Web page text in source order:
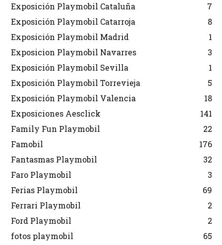
Exposición Playmobil Cataluña
7
Exposición Playmobil Catarroja
8
Exposición Playmobil Madrid
1
Exposicion Playmobil Navarres
3
Exposición Playmobil Sevilla
1
Exposición Playmobil Torrevieja
5
Exposición Playmobil Valencia
18
Exposiciones Aesclick
141
Family Fun Playmobil
22
Famobil
176
Fantasmas Playmobil
32
Faro Playmobil
3
Ferias Playmobil
69
Ferrari Playmobil
2
Ford Playmobil
2
fotos playmobil
65